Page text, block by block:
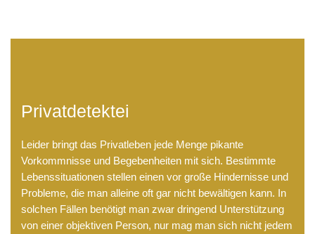
Privatdetektei
Leider bringt das Privatleben jede Menge pikante
Vorkommnisse und Begebenheiten mit sich. Bestimmte
Lebenssituationen stellen einen vor große Hindernisse und
Probleme, die man alleine oft gar nicht bewältigen kann. In
solchen Fällen benötigt man zwar dringend Unterstützung
von einer objektiven Person, nur mag man sich nicht jedem